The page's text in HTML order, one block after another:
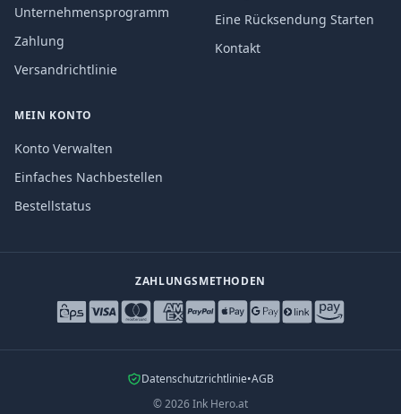
Unternehmensprogramm
Zahlung
Versandrichtlinie
Eine Rücksendung Starten
Kontakt
MEIN KONTO
Konto Verwalten
Einfaches Nachbestellen
Bestellstatus
ZAHLUNGSMETHODEN
Datenschutzrichtlinie•AGB
©2026Ink Hero.at